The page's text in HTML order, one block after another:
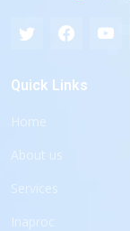
Quick Links
Home
About us
Services
Inaproc